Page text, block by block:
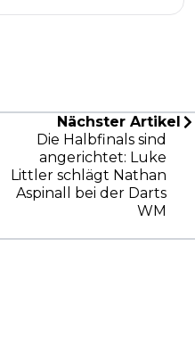
Nächster Artikel
Die Halbfinals sind
angerichtet: Luke
Littler schlägt Nathan
Aspinall bei der Darts
WM